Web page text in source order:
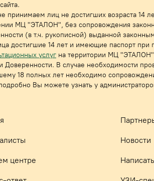
принимаем лиц не достигших возраста 14
МЦ "ЭТАЛОН", без сопровождения
(в т.ч. рукописной) выданной
достигшие 14 лет и имеющие паспорт
услуг на территории МЦ "ЭТАЛОН"
Доверенности. В случае необходимости
18 полных лет необходимо
Вы можете узнать у
центре
Новости